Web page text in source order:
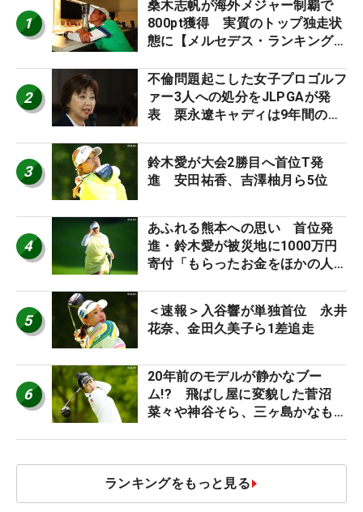
1
桑木志帆が海外メジャー制覇で
800pt獲得 実質のトップ独走状
態に【メルセデス・ランキング番
2
不倫問題起こした女子プロゴルフ
ァー3人への処分をJLPGAが発
表 栗永遼キャディは9年間の立
3
鈴木愛が大会2勝目へ首位T発
進 安田祐香、吉澤柚月ら5位
4
あふれる熊本への思い 首位発
進・鈴木愛が被災地に1000万円
寄付「もらったお金をほかの人
5
＜速報＞入谷響が単独首位 永井
花奈、金田久美子ら1差追走
6
20年前のモデルが静かなブー
ム!? 飛ばし屋に変貌した菅沼
菜々や神谷そら、三ヶ島かなも使
ランキングをもっと見る